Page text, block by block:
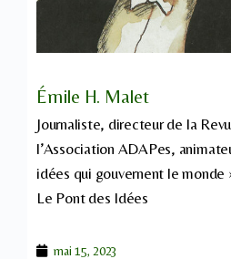
Émile H. Malet
Journaliste, directeur de la
l’Association ADAPes,
idées qui gouvernent le monde
Le Pont des Idées
mai 15, 2023